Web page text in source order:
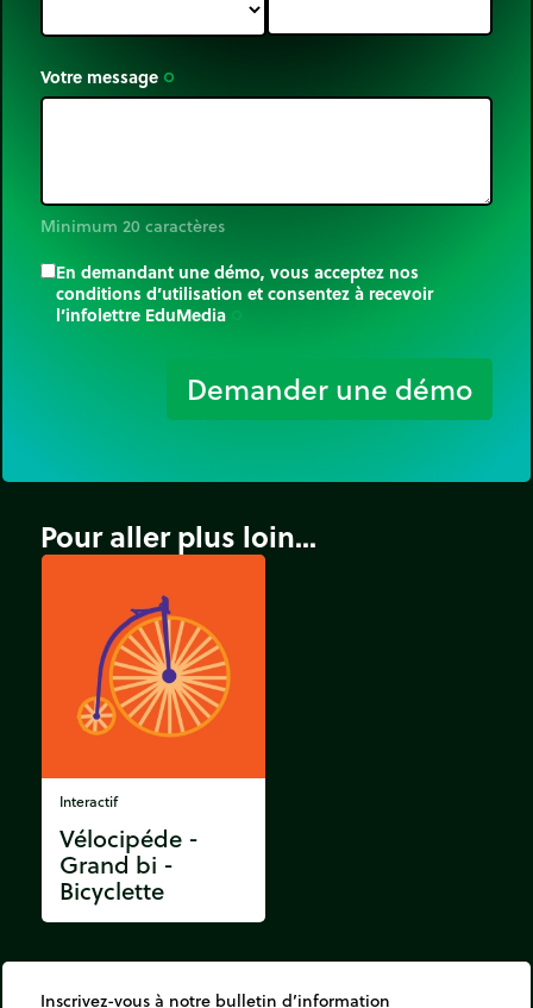
Votre message trip_origin
Minimum 20 caractères
En demandant une démo, vous acceptez nos
conditions d’utilisation et consentez à recevoir
l’infolettre EduMedia
Demander une démo
Pour aller plus loin...
Interactif
Vélocipéde -
Grand bi -
Bicyclette
Inscrivez-vous à notre bulletin d’information